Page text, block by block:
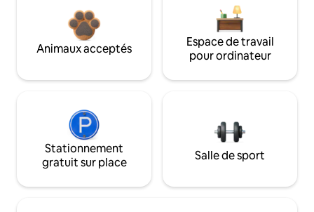
Animaux acceptés
Espace de travail
pour ordinateur
Stationnement
gratuit sur place
Salle de sport